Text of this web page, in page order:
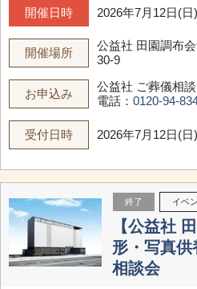
開催日時 2026年7月12日(日)
開催場所
公益社 田園調布
30-9
お申込み
公益社 ご葬儀相
電話： 0120-94-
受付日時 2026年7月12日(日)
終了 イベ
【公益社
形・写真供
相談会